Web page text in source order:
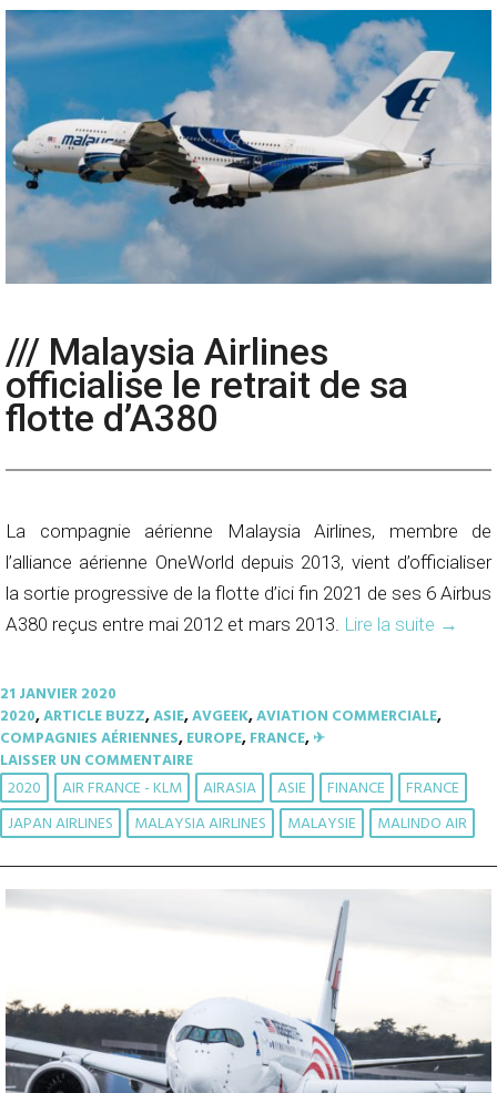
/// Malaysia Airlines
officialise le retrait de sa
flotte d’A380
La compagnie aérienne Malaysia Airlines, membre de
l’alliance aérienne OneWorld depuis 2013, vient d’officialiser
la sortie progressive de la flotte d’ici fin 2021 de ses 6 Airbus
A380 reçus entre mai 2012 et mars 2013. Lire la suite →
21 JANVIER 2020
2020,ARTICLE BUZZ,ASIE,AVGEEK,AVIATION COMMERCIALE,
COMPAGNIES AÉRIENNES,EUROPE,FRANCE,✈︎
LAISSER UN COMMENTAIRE
2020 AIR FRANCE - KLM AIRASIA ASIE FINANCE
FRANCE
JAPAN AIRLINES
MALAYSIA AIRLINES MALAYSIE MALINDO AIR